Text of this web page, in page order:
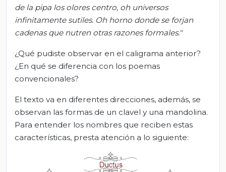
de la pipa los olores centro, oh universos
infinitamente sutiles. Oh horno donde se forjan
cadenas que nutren otras razones formales."
¿Qué pudiste observar en el caligrama anterior?
¿En qué se diferencia con los poemas
convencionales?
El texto va en diferentes direcciones, además, se
observan las formas de un clavel y una mandolina.
Para entender los nombres que reciben estas
características, presta atención a lo siguiente: